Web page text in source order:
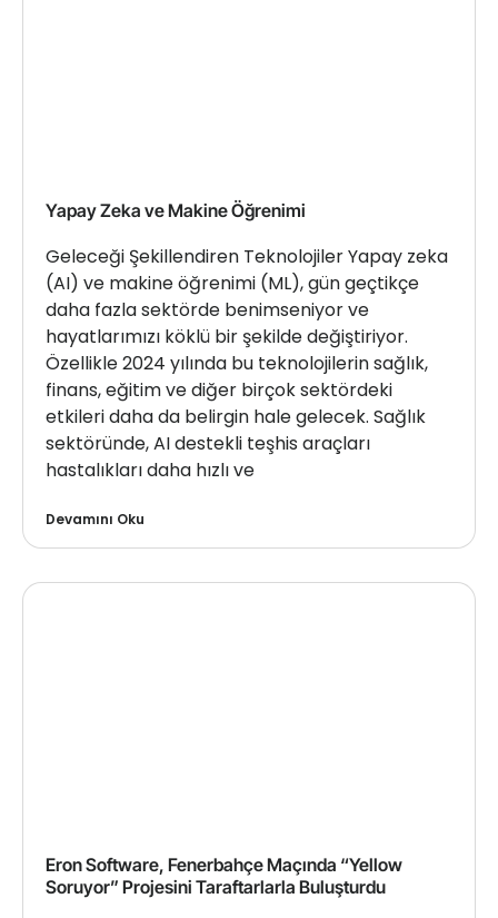
Yapay Zeka ve Makine Öğrenimi
Geleceği Şekillendiren Teknolojiler Yapay zeka
(AI) ve makine öğrenimi (ML), gün geçtikçe
daha fazla sektörde benimseniyor ve
hayatlarımızı köklü bir şekilde değiştiriyor.
Özellikle 2024 yılında bu teknolojilerin sağlık,
finans, eğitim ve diğer birçok sektördeki
etkileri daha da belirgin hale gelecek. Sağlık
sektöründe, AI destekli teşhis araçları
hastalıkları daha hızlı ve
Devamını Oku
Eron Software, Fenerbahçe Maçında “Yellow
Soruyor” Projesini Taraftarlarla Buluşturdu